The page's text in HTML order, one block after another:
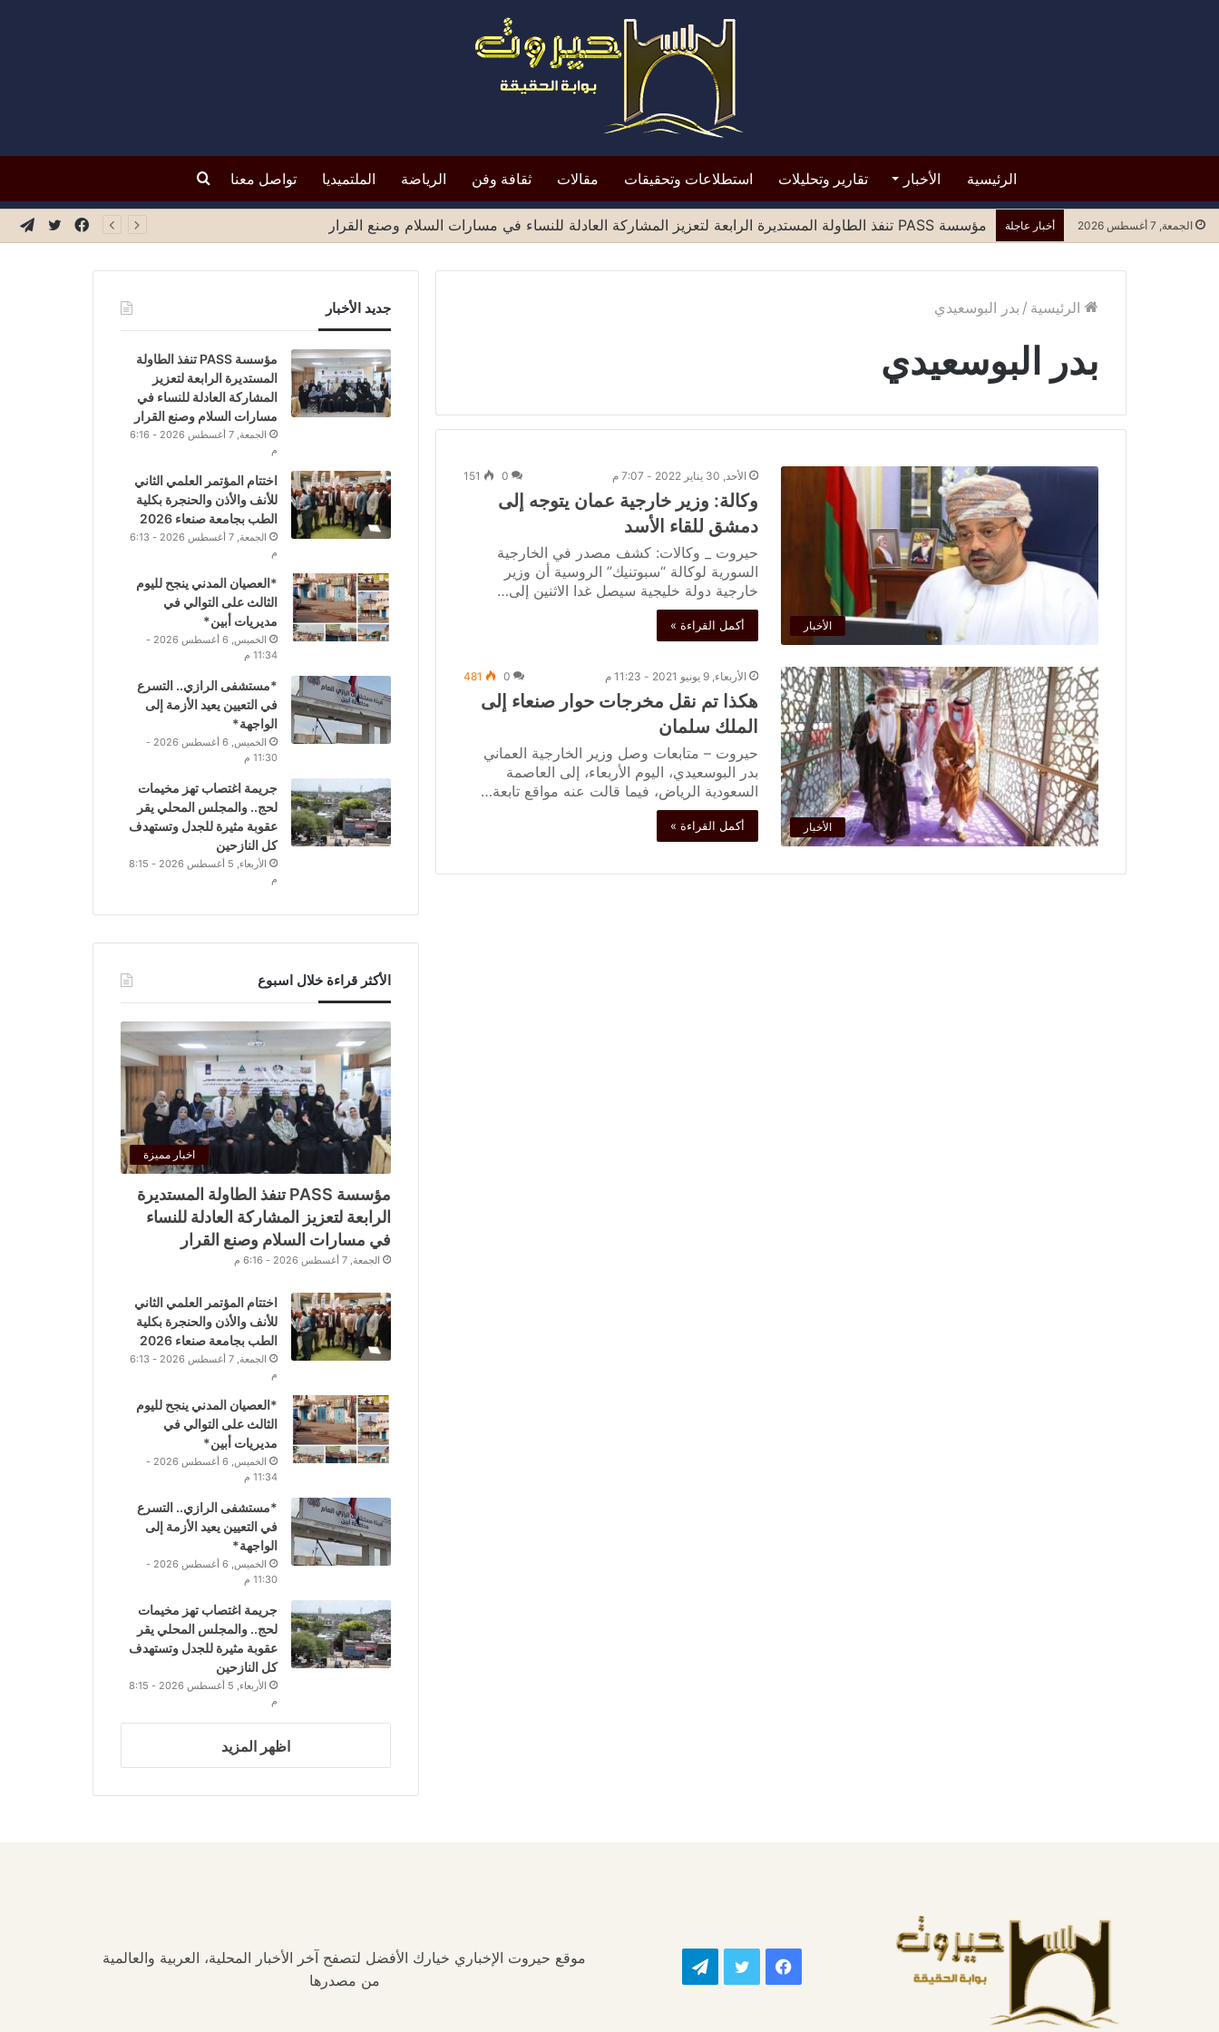
الرئيسية الأخبار تقارير وتحليلات استطلاعات وتحقيقات مقالات ثقافة وفن الرياضة الملتميديا تواصل معنا بحث
الجمعة, 7 أغسطس 2026 أخبار عاجلة مؤسسة PASS تنفذ الطاولة المستديرة الرابعة لتعزيز المشاركة العادلة للنساء في مسارات السلام وصنع القرار تويتر
فيسبوك
الرئيسية / بدر البوسعيدي
بدر البوسعيدي
الأخبار
الأحد, 30 يناير 2022 - 7:07 م 0
151
وكالة: وزير خارجية عمان يتوجه إلى
دمشق للقاء الأسد
حيروت _ وكالات: كشف مصدر في الخارجية
السورية لوكالة “سبوتنيك” الروسية أن وزير
خارجية دولة خليجية سيصل غدا الاثنين إلى…
أكمل القراءة »
الأخبار
الأربعاء, 9 يونيو 2021 - 11:23 م 0
481
هكذا تم نقل مخرجات حوار صنعاء إلى
الملك سلمان
حيروت – متابعات وصل وزير الخارجية العماني
بدر البوسعيدي، اليوم الأربعاء، إلى العاصمة
السعودية الرياض، فيما قالت عنه مواقع تابعة…
أكمل القراءة »
جديد الأخبار
مؤسسة PASS تنفذ الطاولة
المستديرة الرابعة لتعزيز
المشاركة العادلة للنساء في
مسارات السلام وصنع القرار
الجمعة, 7 أغسطس 2026 - 6:16
م
اختتام المؤتمر العلمي الثاني
للأنف والأذن والحنجرة بكلية
الطب بجامعة صنعاء 2026
الجمعة, 7 أغسطس 2026 - 6:13
م
*العصيان المدني ينجح لليوم
الثالث على التوالي في
مديريات أبين*
الخميس, 6 أغسطس 2026 -
11:34 م
*مستشفى الرازي.. التسرع
في التعيين يعيد الأزمة إلى
الواجهة*
الخميس, 6 أغسطس 2026 -
11:30 م
جريمة اغتصاب تهز مخيمات
لحج.. والمجلس المحلي يقر
عقوبة مثيرة للجدل وتستهدف
كل النازحين
الأربعاء, 5 أغسطس 2026 - 8:15
م
الأكثر قراءة خلال اسبوع
اخبار مميزة
مؤسسة PASS تنفذ الطاولة المستديرة
الرابعة لتعزيز المشاركة العادلة للنساء
في مسارات السلام وصنع القرار
الجمعة, 7 أغسطس 2026 - 6:16 م
اختتام المؤتمر العلمي الثاني
للأنف والأذن والحنجرة بكلية
الطب بجامعة صنعاء 2026
الجمعة, 7 أغسطس 2026 - 6:13
م
*العصيان المدني ينجح لليوم
الثالث على التوالي في
مديريات أبين*
الخميس, 6 أغسطس 2026 -
11:34 م
*مستشفى الرازي.. التسرع
في التعيين يعيد الأزمة إلى
الواجهة*
الخميس, 6 أغسطس 2026 -
11:30 م
جريمة اغتصاب تهز مخيمات
لحج.. والمجلس المحلي يقر
عقوبة مثيرة للجدل وتستهدف
كل النازحين
الأربعاء, 5 أغسطس 2026 - 8:15
م
اظهر المزيد
فيسبوك تويتر تيلقرام
موقع حيروت الإخباري خيارك الأفضل لتصفح آخر الأخبار المحلية، العربية والعالمية
من مصدرها